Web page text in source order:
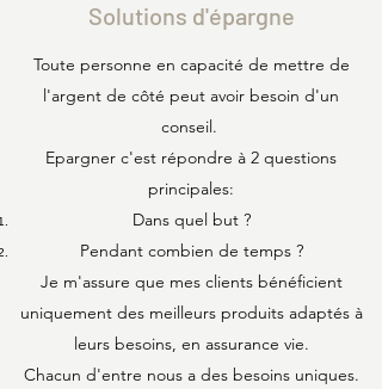
Solutions d'épargne
Toute personne en capacité de mettre de
l'argent de côté peut avoir besoin d'un
conseil.
Epargner c'est répondre à 2 questions
principales:
Dans quel but ?
Pendant combien de temps ?
Je m'assure que mes clients bénéficient
uniquement des meilleurs produits adaptés à
leurs besoins, en assurance vie.
Chacun d'entre nous a des besoins uniques.